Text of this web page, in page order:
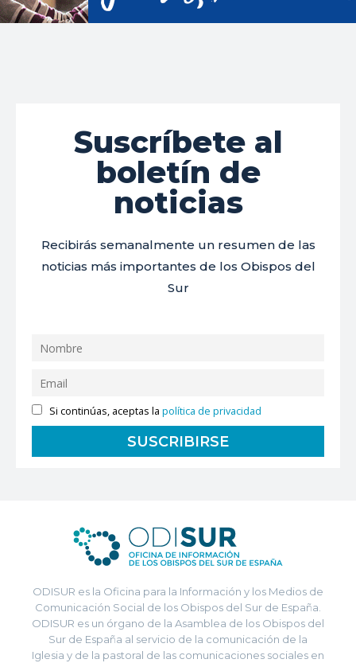
Suscríbete al
boletín de
noticias
Recibirás semanalmente un resumen de las
noticias más importantes de los Obispos del
Sur
Si continúas, aceptas lapolítica de privacidad
ODISUR es la Oficina para la Información y los Medios de
Comunicación Social de los Obispos del Sur de España.
ODISUR es un órgano de la Asamblea de los Obispos del
Sur de España al servicio de la comunicación de la
Iglesia y de la pastoral de las comunicaciones sociales en